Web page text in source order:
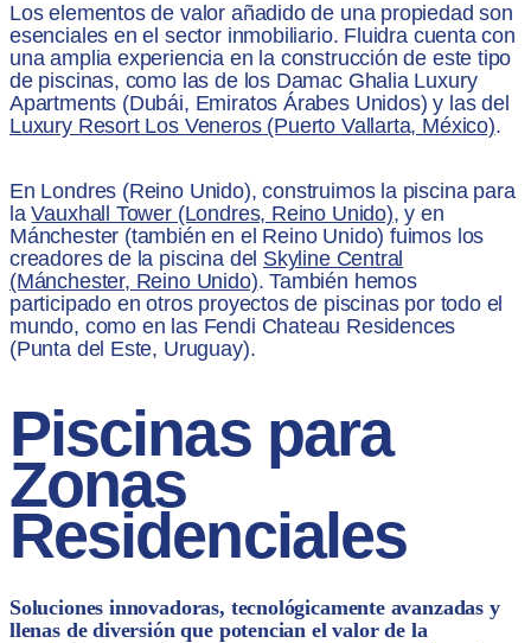
Los elementos de valor añadido de una propiedad son
esenciales en el sector inmobiliario. Fluidra cuenta con
una amplia experiencia en la construcción de este tipo
de piscinas, como las de los Damac Ghalia Luxury
Apartments (Dubái, Emiratos Árabes Unidos) y las del
Luxury Resort Los Veneros (Puerto Vallarta, México).
En Londres (Reino Unido), construimos la piscina para
laVauxhall Tower (Londres, Reino Unido), y en
Mánchester (también en el Reino Unido) fuimos los
creadores de la piscina del Skyline Central
(Mánchester, Reino Unido). También hemos
participado en otros proyectos de piscinas por todo el
mundo, como en las Fendi Chateau Residences
(Punta del Este, Uruguay).
Piscinas para
Zonas
Residenciales
Soluciones innovadoras, tecnológicamente avanzadas y
llenas de diversión que potencian el valor de la